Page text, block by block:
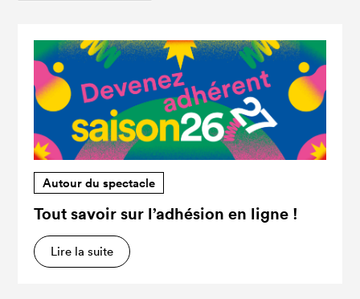
Autour du spectacle
Tout savoir sur l’adhésion en ligne !
Lire la suite